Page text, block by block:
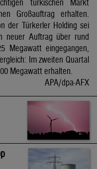
türkischen Markt
Großauftrag erhalten.
der Türkerler Holding sei
neuer Auftrag über rund
Megawatt eingegangen,
Im zweiten Quartal
Megawatt erhalten.
APA/dpa-AFX